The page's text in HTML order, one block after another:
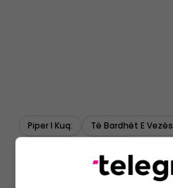
Piper I Kuq: Të Bardhët E Vezës